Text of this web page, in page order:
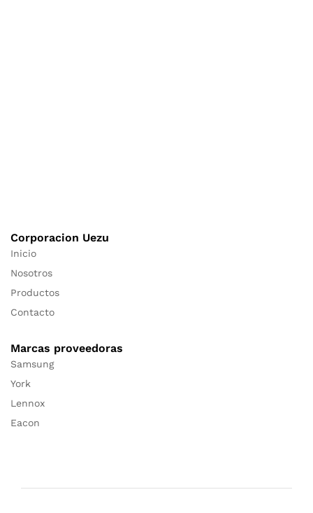
Corporacion Uezu
Inicio
Nosotros
Productos
Contacto
Marcas proveedoras
Samsung
York
Lennox
Eacon